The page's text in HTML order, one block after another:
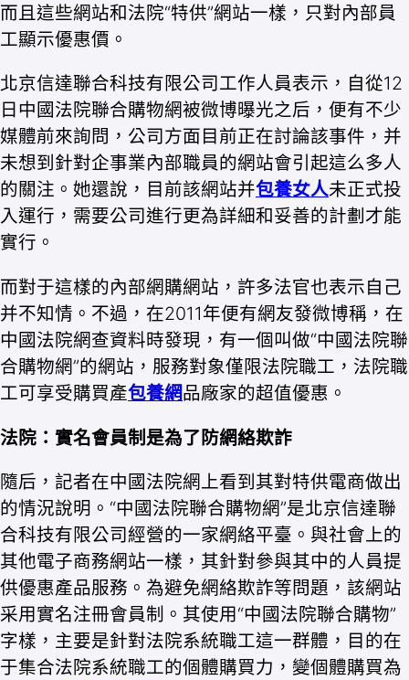
而且這些網站和法院“特供”網站一樣，只對內部員
工顯示優惠價。
北京信達聯合科技有限公司工作人員表示，自從12
日中國法院聯合購物網被微博曝光之后，便有不少
媒體前來詢問，公司方面目前正在討論該事件，并
未想到針對企事業內部職員的網站會引起這么多人
的關注。她還說，目前該網站并包養女人未正式投
入運行，需要公司進行更為詳細和妥善的計劃才能
實行。
而對于這樣的內部網購網站，許多法官也表示自己
并不知情。不過，在2011年便有網友發微博稱，在
中國法院網查資料時發現，有一個叫做“中國法院聯
合購物網”的網站，服務對象僅限法院職工，法院職
工可享受購買產包養網品廠家的超值優惠。
法院：實名會員制是為了防網絡欺詐
隨后，記者在中國法院網上看到其對特供電商做出
的情況說明。“中國法院聯合購物網”是北京信達聯
合科技有限公司經營的一家網絡平臺。與社會上的
其他電子商務網站一樣，其針對參與其中的人員提
供優惠產品服務。為避免網絡欺詐等問題，該網站
采用實名注冊會員制。其使用“中國法院聯合購物”
字樣，主要是針對法院系統職工這一群體，目的在
于集合法院系統職工的個體購買力，變個體購買為